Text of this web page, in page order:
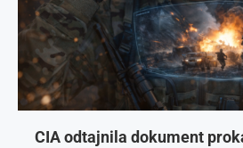
CIA odtajnila dokument